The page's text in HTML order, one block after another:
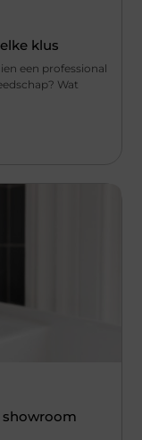
klus
een professional
Wat